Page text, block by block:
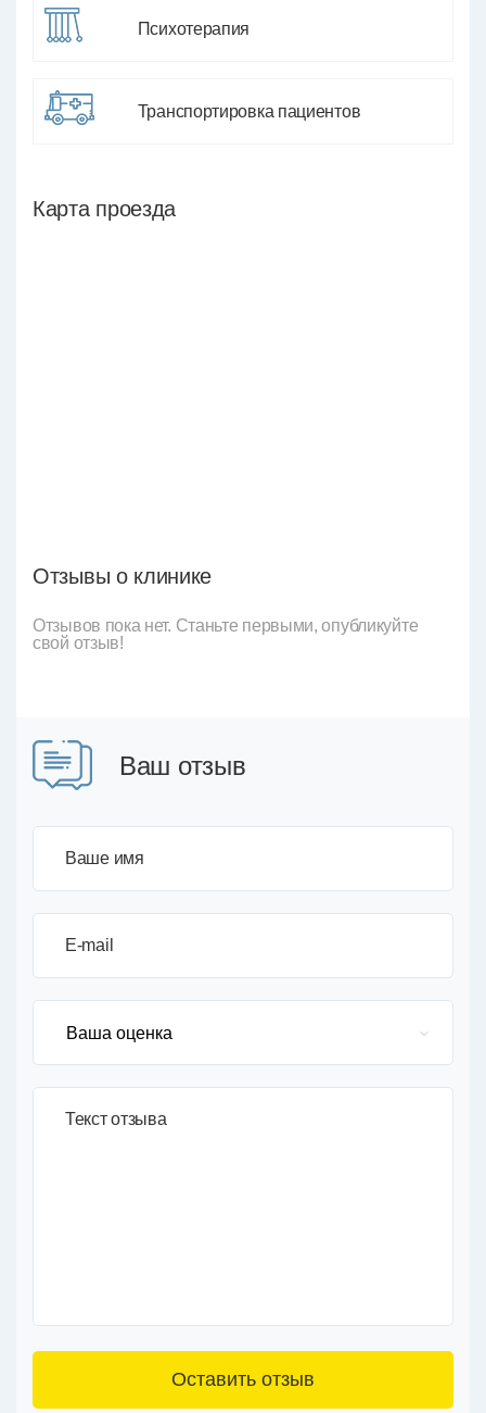
Психотерапия
Транспортировка пациентов
Карта проезда
Отзывы о клинике
Отзывов пока нет. Станьте первыми, опубликуйте
свой отзыв!
Ваш отзыв
Ваше имя
E-mail
Текст отзыва